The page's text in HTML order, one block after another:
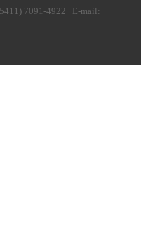
7091-4922 | E-mail: